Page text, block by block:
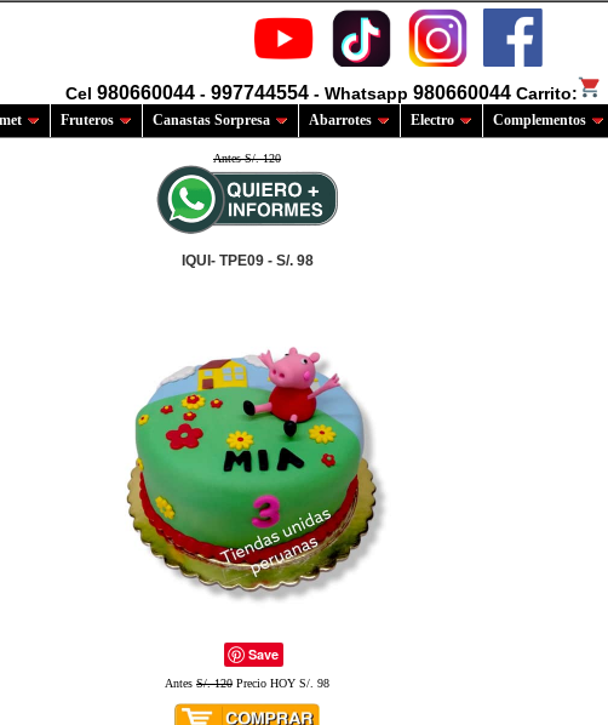
Cel 980660044 - 997744554 - Whatsapp 980660044 Carrito:
Fruteros Canastas Sorpresa Abarrotes Electro Complementos
Antes S/. 120
IQUI- TPE09 - S/. 98
Save
Antes S/. 120 Precio HOY S/. 98